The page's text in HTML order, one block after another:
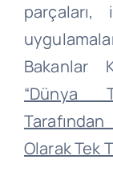
Bakanlar
“Dünya
Olarak Tek